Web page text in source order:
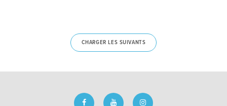
CHARGER LES SUIVANTS